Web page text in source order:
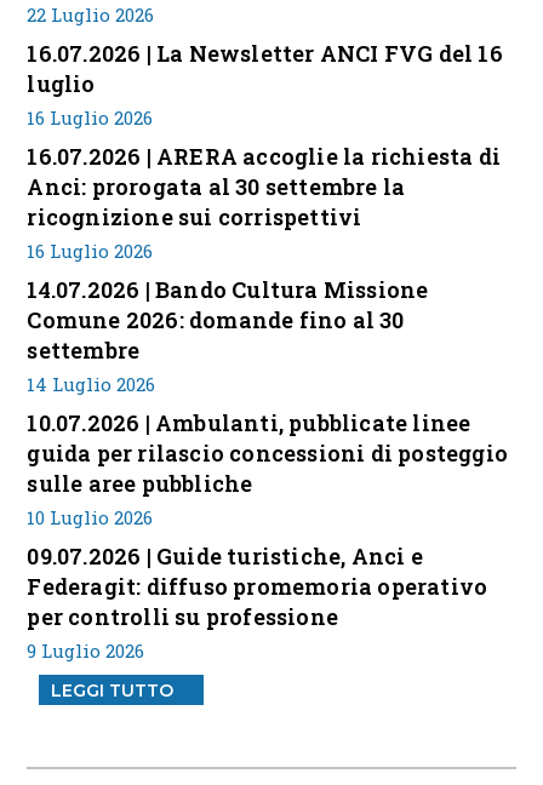
22 Luglio 2026
16.07.2026 | La Newsletter ANCI FVG del 16
luglio
16 Luglio 2026
16.07.2026 | ARERA accoglie la richiesta di
Anci: prorogata al 30 settembre la
ricognizione sui corrispettivi
16 Luglio 2026
14.07.2026 | Bando Cultura Missione
Comune 2026: domande fino al 30
settembre
14 Luglio 2026
10.07.2026 | Ambulanti, pubblicate linee
guida per rilascio concessioni di posteggio
sulle aree pubbliche
10 Luglio 2026
09.07.2026 | Guide turistiche, Anci e
Federagit: diffuso promemoria operativo
per controlli su professione
9 Luglio 2026
LEGGI TUTTO